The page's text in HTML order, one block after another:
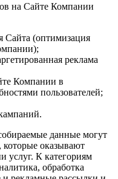
на Сайте Компании
Сайта (оптимизация
реклама
Компании в
пользователей;
данные могут
которые оказывают
услуг. К категориям
обработка